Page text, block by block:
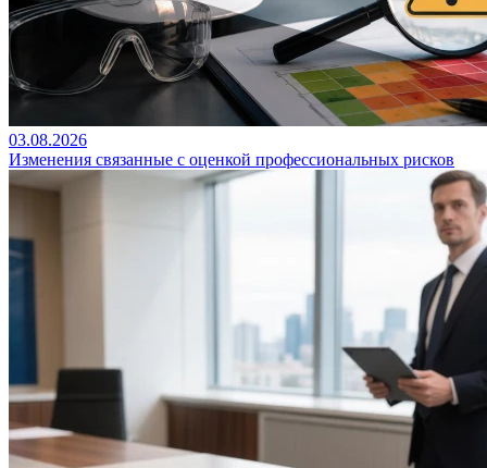
03.08.2026
Изменения связанные с оценкой профессиональных рисков